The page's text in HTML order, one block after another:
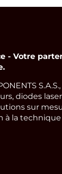
- Votre
diodes
sur
la